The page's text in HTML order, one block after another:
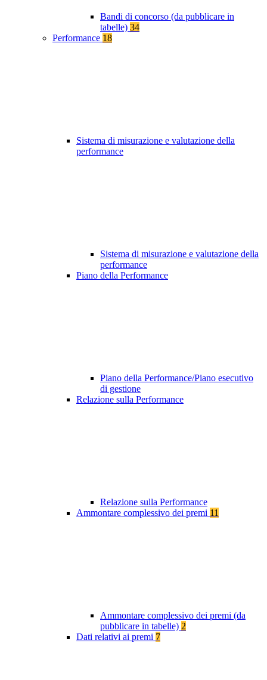
Bandi di concorso (da pubblicare in
tabelle) 34
Performance 18
Sistema di misurazione e valutazione della
performance
Sistema di misurazione e valutazione della
performance
Piano della Performance
Piano della Performance/Piano esecutivo
di gestione
Relazione sulla Performance
Relazione sulla Performance
Ammontare complessivo dei premi 11
Ammontare complessivo dei premi (da
pubblicare in tabelle) 2
Dati relativi ai premi 7